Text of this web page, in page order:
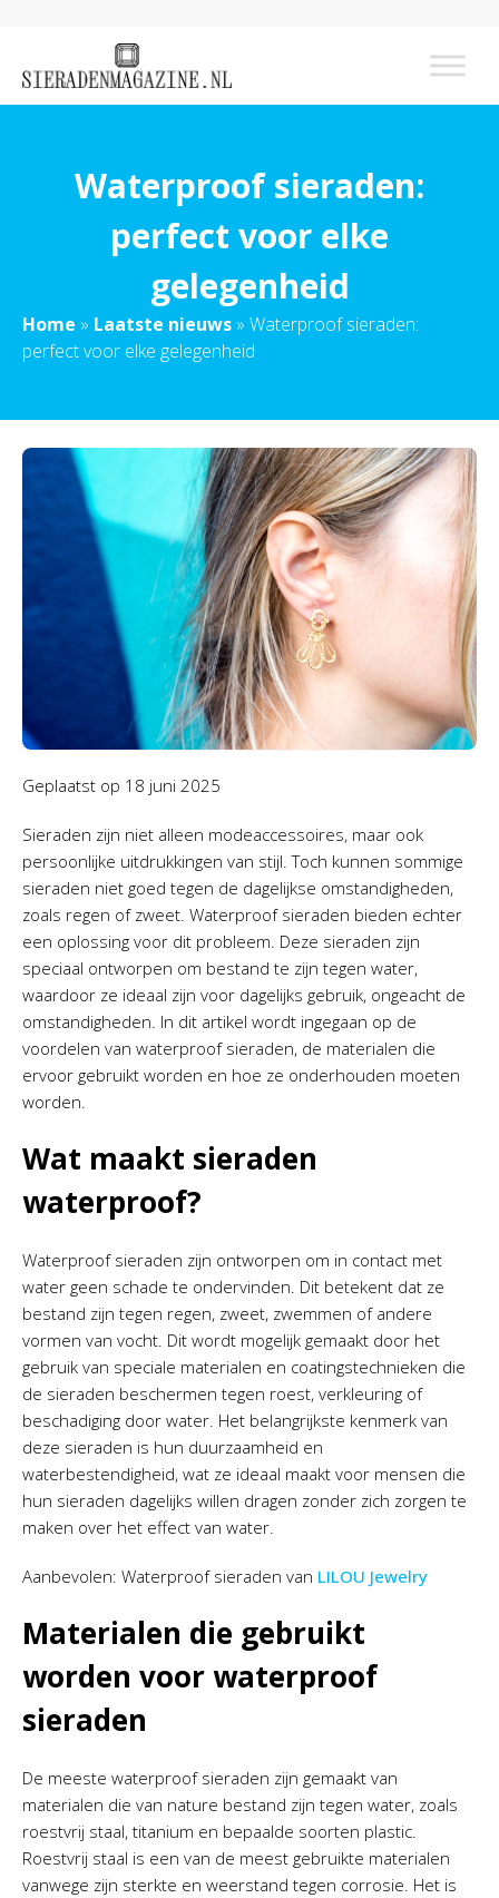
Waterproof sieraden:
perfect voor elke
gelegenheid
Home » Laatste nieuws » Waterproof sieraden:
perfect voor elke gelegenheid
Geplaatst op 18 juni 2025
Sieraden zijn niet alleen modeaccessoires, maar ook
persoonlijke uitdrukkingen van stijl. Toch kunnen sommige
sieraden niet goed tegen de dagelijkse omstandigheden,
zoals regen of zweet. Waterproof sieraden bieden echter
een oplossing voor dit probleem. Deze sieraden zijn
speciaal ontworpen om bestand te zijn tegen water,
waardoor ze ideaal zijn voor dagelijks gebruik, ongeacht de
omstandigheden. In dit artikel wordt ingegaan op de
voordelen van waterproof sieraden, de materialen die
ervoor gebruikt worden en hoe ze onderhouden moeten
worden.
Wat maakt sieraden
waterproof?
Waterproof sieraden zijn ontworpen om in contact met
water geen schade te ondervinden. Dit betekent dat ze
bestand zijn tegen regen, zweet, zwemmen of andere
vormen van vocht. Dit wordt mogelijk gemaakt door het
gebruik van speciale materialen en coatingstechnieken die
de sieraden beschermen tegen roest, verkleuring of
beschadiging door water. Het belangrijkste kenmerk van
deze sieraden is hun duurzaamheid en
waterbestendigheid, wat ze ideaal maakt voor mensen die
hun sieraden dagelijks willen dragen zonder zich zorgen te
maken over het effect van water.
Aanbevolen: Waterproof sieraden van LILOU Jewelry
Materialen die gebruikt
worden voor waterproof
sieraden
De meeste waterproof sieraden zijn gemaakt van
materialen die van nature bestand zijn tegen water, zoals
roestvrij staal, titanium en bepaalde soorten plastic.
Roestvrij staal is een van de meest gebruikte materialen
vanwege zijn sterkte en weerstand tegen corrosie. Het is